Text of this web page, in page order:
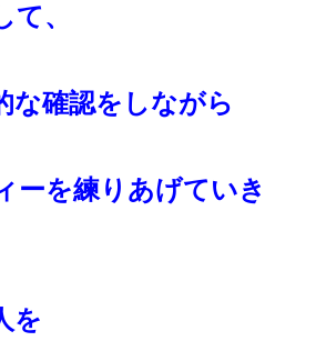
、
な確認をしながら
ーを練りあげていき
を